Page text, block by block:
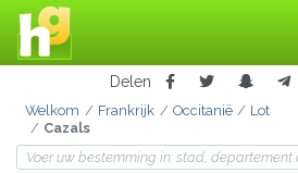
Delen
Welkom Frankrijk Occitanië
Lot
Cazals